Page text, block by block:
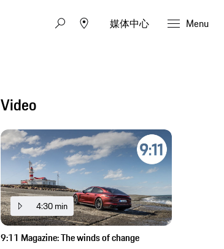
媒体中心 Menu
Video
4:30 min
9:11 Magazine: The winds of change